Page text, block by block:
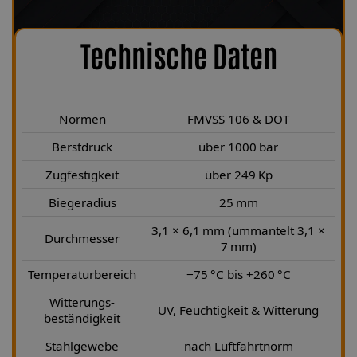
Technische Daten
Normen
FMVSS 106 & DOT
Berstdruck
über 1000 bar
Zugfestigkeit
über 249 Kp
Biegeradius
25 mm
Durchmesser
3,1 × 6,1 mm (ummantelt 3,1 ×
7 mm)
Temperaturbereich
−75 °C bis +260 °C
Witterungs-
beständigkeit
UV, Feuchtigkeit & Witterung
Stahlgewebe
nach Luftfahrtnorm